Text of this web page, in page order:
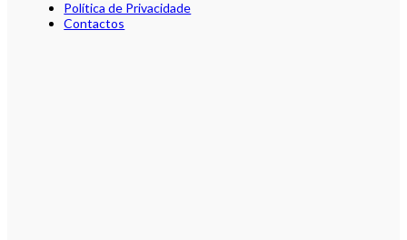
Política de Privacidade
Contactos